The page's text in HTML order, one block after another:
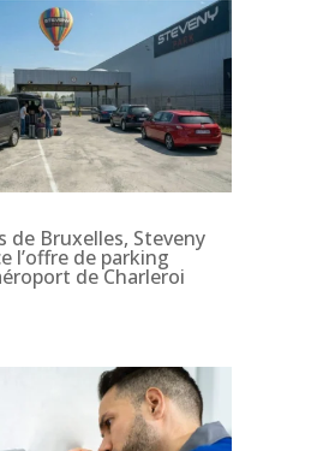
de Bruxelles, Steveny
l’offre de parking
de Charleroi